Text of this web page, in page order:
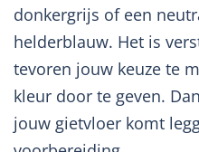
donkergrijs of een
helderblauw. Het is
tevoren jouw keuze te
kleur door te geven.
jouw gietvloer komt